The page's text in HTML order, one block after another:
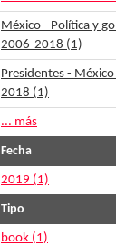
México - Política y
2006-2018 (1)
Presidentes -
2018 (1)
... más
Fecha
2019 (1)
Tipo
book (1)